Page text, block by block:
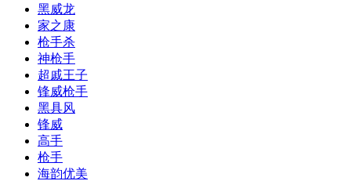
黑威龙
家之康
枪手杀
神枪手
超戚王子
锋威枪手
黑具风
锋威
高手
枪手
海韵优美